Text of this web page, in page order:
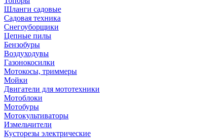
Шланги садовые
Садовая техника
Снегоуборщики
Цепные пилы
Бензобуры
Воздуходувы
Газонокосилки
Мотокосы, триммеры
Мойки
Двигатели для мототехники
Мотоблоки
Мотобуры
Мотокультиваторы
Измельчители
Кусторезы электрические